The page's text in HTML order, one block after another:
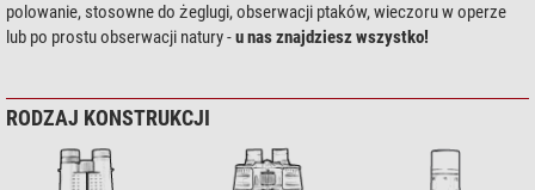
polowanie, stosowne do żeglugi, obserwacji ptaków, wieczoru w operze
lub po prostu obserwacji natury -u nas znajdziesz wszystko!
RODZAJ KONSTRUKCJI